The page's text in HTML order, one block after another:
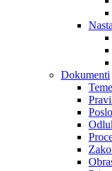
Dokumenti